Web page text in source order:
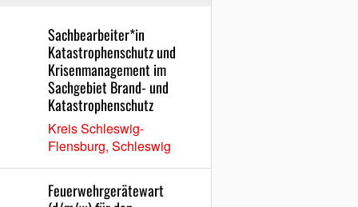
Sachbearbeiter*in
Katastrophenschutz und
Krisenmanagement im
Sachgebiet Brand- und
Katastrophenschutz
Kreis Schleswig-
Flensburg, Schleswig
Feuerwehrgerätewart